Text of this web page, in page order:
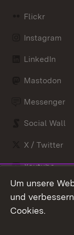
Flickr
Instagram
LinkedIn
Mastodon
Messenger
Social Wall
X / Twitter
Youtube
Impressum
Um unsere
und
Cookies.